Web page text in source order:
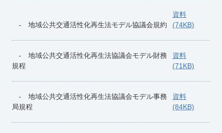
- 地域公共交通活性化再生法モデル協議会規約
資料
(74KB)
- 地域公共交通活性化再生法協議会モデル財務
規程
資料
(71KB)
- 地域公共交通活性化再生法協議会モデル事務
局規程
資料
(84KB)